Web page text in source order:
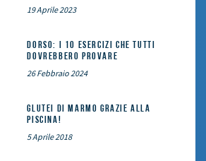
19 Aprile 2023
DORSO: i 10 esercizi che tutti
dovrebbero provare
26 Febbraio 2024
Glutei di marmo grazie alla
piscina!
5 Aprile 2018